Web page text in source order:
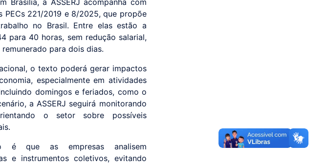
Brasília, a ASSERJ acompanha com
221/2019 e 8/2025, que propõe
no Brasil. Entre elas estão a
para 40 horas, sem redução salarial,
para dois dias.
o texto poderá gerar impactos
especialmente em atividades
domingos e feriados, como o
a ASSERJ seguirá monitorando
o setor sobre possíveis
é que as empresas analisem
e instrumentos coletivos, evitando